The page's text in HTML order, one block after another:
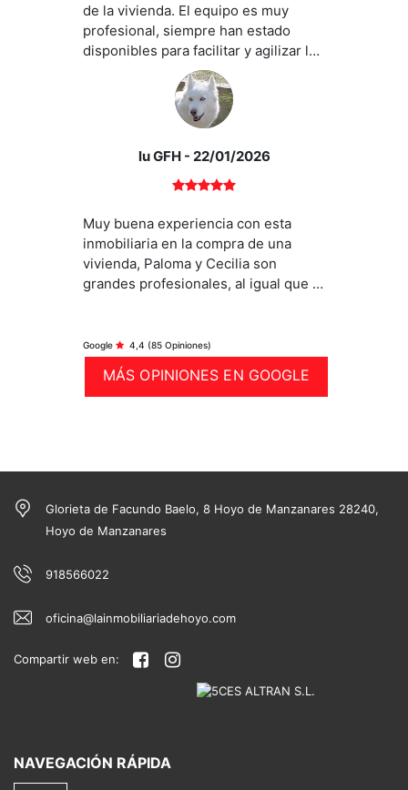
de la vivienda. El equipo es muy
profesional, siempre han estado
disponibles para facilitar y agilizar la
venta. La ayuda de Paloma ha sido
fundamental en todo el proceso.
lu GFH - 22/01/2026
Muy buena experiencia con esta
inmobiliaria en la compra de una
vivienda, Paloma y Cecilia son
grandes profesionales, al igual que el
duda, repetiría con ellos.
Google 4,4 (85 Opiniones)
MÁS OPINIONES EN GOOGLE
Glorieta de Facundo Baelo, 8 Hoyo de Manzanares 28240,
Hoyo de Manzanares
918566022
oficina@lainmobiliariadehoyo.com
Compartir web en:
NAVEGACIÓN RÁPIDA